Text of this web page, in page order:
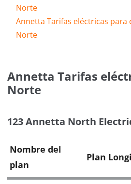
Norte
Annetta Tarifas eléctricas para
Norte
Annetta Tarifas
Norte
123 Annetta North
Nombre del
plan
Plan